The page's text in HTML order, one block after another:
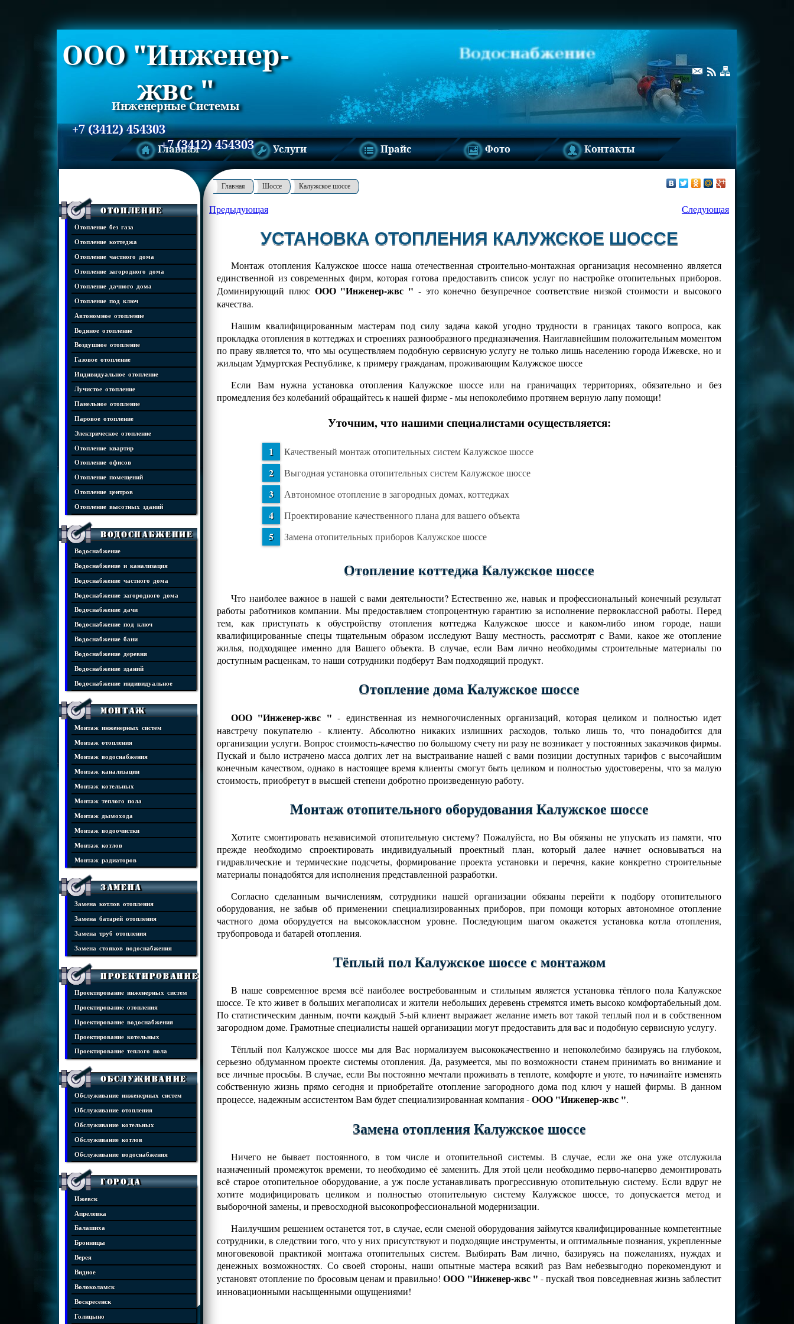
ООО "Инженер-
жвс "
Инженерные Системы
+7 (3412) 454303
+7 (3412) 454303
Главная Услуги Прайс Фото Контакты
Отопление
Отопление без газа
Отопление коттеджа
Отопление частного дома
Отопление загородного дома
Отопление дачного дома
Отопление под ключ
Автономное отопление
Водяное отопление
Воздушное отопление
Газовое отопление
Индивидуальное отопление
Лучистое отопление
Панельное отопление
Паровое отопление
Электрическое отопление
Отопление квартир
Отопление офисов
Отопление помещений
Отопление центров
Отопление высотных зданий
Водоснабжение
Водоснабжение
Водоснабжение и канализация
Водоснабжение частного дома
Водоснабжение загородного дома
Водоснабжение дачи
Водоснабжение под ключ
Водоснабжение бани
Водоснабжение деревня
Водоснабжение зданий
Водоснабжение индивидуальное
Монтаж
Монтаж инженерных систем
Монтаж отопления
Монтаж водоснабжения
Монтаж канализации
Монтаж котельных
Монтаж теплого пола
Монтаж дымохода
Монтаж водоочистки
Монтаж котлов
Монтаж радиаторов
Замена
Замена котлов отопления
Замена батарей отопления
Замена труб отопления
Замена стояков водоснабжения
Проектирование
Проектирование инженерных систем
Проектирование отопления
Проектирование водоснабжения
Проектирование котельных
Проектирование теплого пола
Обслуживание
Обслуживание инженерных систем
Обслуживание отопления
Обслуживание котельных
Обслуживание котлов
Обслуживание водоснабжения
Города
Ижевск
Апрелевка
Балашиха
Бронницы
Верея
Видное
Волоколамск
Воскресенск
Голицыно
Главная Шоссе Калужское шоссе
Предыдующая Следующая
УСТАНОВКА ОТОПЛЕНИЯ КАЛУЖСКОЕ ШОССЕ
Монтаж отопления Калужское шоссе наша отечественная строительно-монтажная организация несомненно является
единственной из современных фирм, которая готова предоставить список услуг по настройке отопительных приборов.
Доминирующий плюс ООО "Инженер-жвс " - это конечно безупречное соответствие низкой стоимости и высокого
качества.
Нашим квалифицированным мастерам под силу задача какой угодно трудности в границах такого вопроса, как
прокладка отопления в коттеджах и строениях разнообразного предназначения. Наиглавнейшим положительным моментом
по праву является то, что мы осуществляем подобную сервисную услугу не только лишь населению города Ижевске, но и
жильцам Удмуртская Республике, к примеру гражданам, проживающим Калужское шоссе
Если Вам нужна установка отопления Калужское шоссе или на граничащих территориях, обязательно и без
промедления без колебаний обращайтесь к нашей фирме - мы непоколебимо протянем верную лапу помощи!
Уточним, что нашими специалистами осуществляется:
Качественый монтаж отопительных систем Калужское шоссе
Выгодная установка отопительных систем Калужское шоссе
Автономное отопление в загородных домах, коттеджах
Проектирование качественного плана для вашего объекта
Замена отопительных приборов Калужское шоссе
Отопление коттеджа Калужское шоссе
Что наиболее важное в нашей с вами деятельности? Естественно же, навык и профессиональный конечный результат
работы работников компании. Мы предоставляем стопроцентную гарантию за исполнение первоклассной работы. Перед
тем, как приступать к обустройству отопления коттеджа Калужское шоссе и каком-либо ином городе, наши
квалифицированные спецы тщательным образом исследуют Вашу местность, рассмотрят с Вами, какое же отопление
жилья, подходящее именно для Вашего объекта. В случае, если Вам лично необходимы строительные материалы по
доступным расценкам, то наши сотрудники подберут Вам подходящий продукт.
Отопление дома Калужское шоссе
ООО "Инженер-жвс " - единственная из немногочисленных организаций, которая целиком и полностью идет
навстречу покупателю - клиенту. Абсолютно никаких излишних расходов, только лишь то, что понадобится для
организации услуги. Вопрос стоимость-качество по большому счету ни разу не возникает у постоянных заказчиков фирмы.
Пускай и было истрачено масса долгих лет на выстраивание нашей с вами позиции доступных тарифов с высочайшим
конечным качеством, однако в настоящее время клиенты смогут быть целиком и полностью удостоверены, что за малую
стоимость, приобретут в высшей степени добротно произведенную работу.
Монтаж отопительного оборудования Калужское шоссе
Хотите смонтировать независимой отопительную систему? Пожалуйста, но Вы обязаны не упускать из памяти, что
прежде необходимо спроектировать индивидуальный проектный план, который далее начнет основываться на
гидравлические и термические подсчеты, формирование проекта установки и перечня, какие конкретно строительные
материалы понадобятся для исполнения представленной разработки.
Согласно сделанным вычислениям, сотрудники нашей организации обязаны перейти к подбору отопительного
оборудования, не забыв об применении специализированных приборов, при помощи которых автономное отопление
частного дома оборудуется на высококлассном уровне. Последующим шагом окажется установка котла отопления,
трубопровода и батарей отопления.
Тёплый пол Калужское шоссе с монтажом
В наше современное время всё наиболее востребованным и стильным является установка тёплого пола Калужское
шоссе. Те кто живет в больших мегаполисах и жители небольших деревень стремятся иметь высоко комфортабельный дом.
По статистическим данным, почти каждый 5-ый клиент выражает желание иметь вот такой теплый пол и в собственном
загородном доме. Грамотные специалисты нашей организации могут предоставить для вас и подобную сервисную услугу.
Тёплый пол Калужское шоссе мы для Вас нормализуем высококачественно и непоколебимо базируясь на глубоком,
серьезно обдуманном проекте системы отопления. Да, разумеется, мы по возможности станем принимать во внимание и
все личные просьбы. В случае, если Вы постоянно мечтали проживать в теплоте, комфорте и уюте, то начинайте изменять
собственную жизнь прямо сегодня и приобретайте отопление загородного дома под ключ у нашей фирмы. В данном
процессе, надежным ассистентом Вам будет специализированная компания -ООО "Инженер-жвс ".
Замена отопления Калужское шоссе
Ничего не бывает постоянного, в том числе и отопительной системы. В случае, если же она уже отслужила
назначенный промежуток времени, то необходимо её заменить. Для этой цели необходимо перво-наперво демонтировать
всё старое отопительное оборудование, а уж после устанавливать прогрессивную отопительную систему. Если вдруг не
хотите модифицировать целиком и полностью отопительную систему Калужское шоссе, то допускается метод и
выборочной замены, и превосходной высокопрофессиональной модернизации.
Наилучшим решением останется тот, в случае, если сменой оборудования займутся квалифицированные компетентные
сотрудники, в следствии того, что у них присутствуют и подходящие инструменты, и оптимальные познания, укрепленные
многовековой практикой монтажа отопительных систем. Выбирать Вам лично, базируясь на пожеланиях, нуждах и
денежных возможностях. Со своей стороны, наши опытные мастера всякий раз Вам небезвыгодно порекомендуют и
установят отопление по бросовым ценам и правильно!ООО "Инженер-жвс " - пускай твоя повседневная жизнь заблестит
инновационными насыщенными ощущениями!